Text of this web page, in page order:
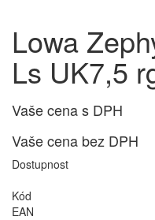
Lowa
Ls UK7,5
Vaše cena s DPH
Vaše cena bez DPH
Dostupnost
Kód
EAN